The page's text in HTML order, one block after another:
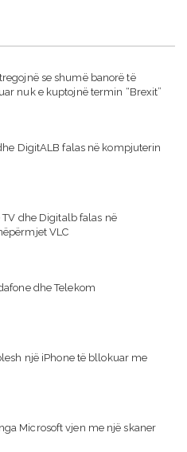
se shumë banorë të
nuk e kuptojnë termin “Brexit”
DigitALB falas në kompjuterin
dhe Digitalb falas në
VLC
dhe Telekom
një iPhone të bllokuar me
Microsoft vjen me një skaner